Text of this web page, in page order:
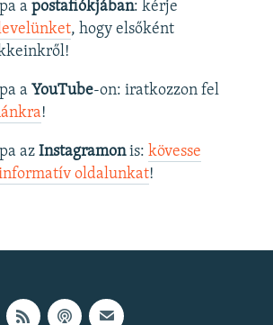
a postafiókjában: kérje
, hogy elsőként
a YouTube-on: iratkozzon fel
!
az Instagramonis: kövesse
oldalunkat! ​